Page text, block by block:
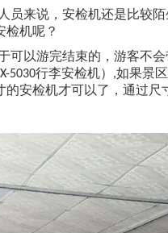
员来说，安检机还是比较
检机呢？
可以游完结束的，游客不
TX-5030行李安检机） ,如果景
的安检机才可以了，通过尺